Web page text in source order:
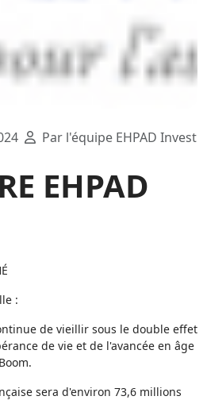
Par l'équipe EHPAD Invest
EHPAD
:
de vieillir sous le double effet
de vie et de l'avancée en âge
sera d'environ 73,6 millions